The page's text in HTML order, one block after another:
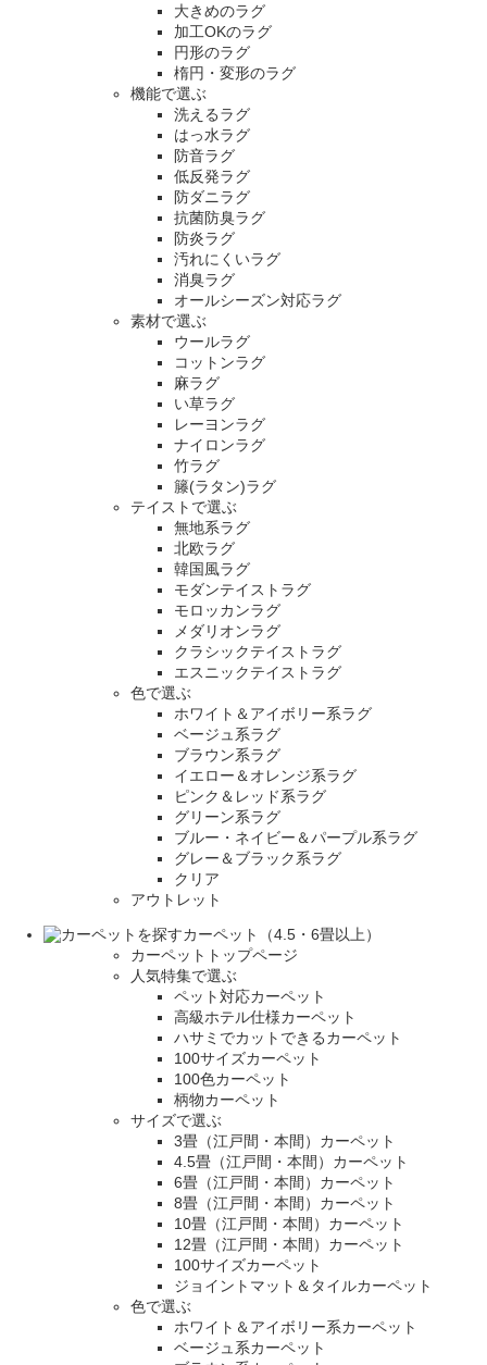
大きめのラグ
加工OKのラグ
円形のラグ
楕円・変形のラグ
機能で選ぶ
洗えるラグ
はっ水ラグ
防音ラグ
低反発ラグ
防ダニラグ
抗菌防臭ラグ
防炎ラグ
汚れにくいラグ
消臭ラグ
オールシーズン対応ラグ
素材で選ぶ
ウールラグ
コットンラグ
麻ラグ
い草ラグ
レーヨンラグ
ナイロンラグ
竹ラグ
籐(ラタン)ラグ
テイストで選ぶ
無地系ラグ
北欧ラグ
韓国風ラグ
モダンテイストラグ
モロッカンラグ
メダリオンラグ
クラシックテイストラグ
エスニックテイストラグ
色で選ぶ
ホワイト＆アイボリー系ラグ
ベージュ系ラグ
ブラウン系ラグ
イエロー＆オレンジ系ラグ
ピンク＆レッド系ラグ
グリーン系ラグ
ブルー・ネイビー＆パープル系ラグ
グレー＆ブラック系ラグ
クリア
アウトレット
カーペット（4.5・6畳以上）
カーペットトップページ
人気特集で選ぶ
ペット対応カーペット
高級ホテル仕様カーペット
ハサミでカットできるカーペット
100サイズカーペット
100色カーペット
柄物カーペット
サイズで選ぶ
3畳（江戸間・本間）カーペット
4.5畳（江戸間・本間）カーペット
6畳（江戸間・本間）カーペット
8畳（江戸間・本間）カーペット
10畳（江戸間・本間）カーペット
12畳（江戸間・本間）カーペット
100サイズカーペット
ジョイントマット＆タイルカーペット
色で選ぶ
ホワイト＆アイボリー系カーペット
ベージュ系カーペット